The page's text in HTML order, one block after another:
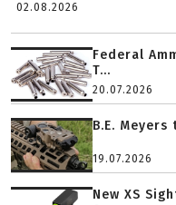
02.08.2026
Federal
T...
20.07.2026
B.E.
19.07.2026
New XS